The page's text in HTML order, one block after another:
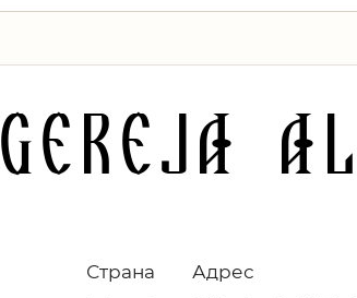
Gereja
Страна Адрес